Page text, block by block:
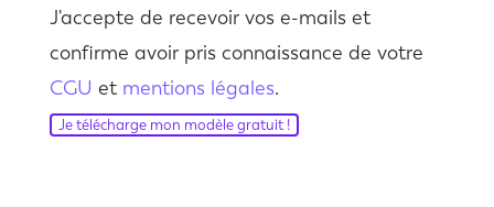
J'accepte de recevoir vos e-mails et
confirme avoir pris connaissance de votre
CGU et mentions légales.
Je télécharge mon modèle gratuit !